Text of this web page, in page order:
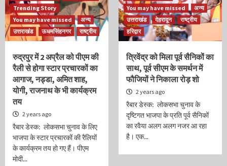
Trending Story
You may have missed
अन्य
उत्तराखंड
ऊधमसिंहनगर राष्ट्रीय
रुद्रपुर में 2 अप्रैल को पीएम की
रैली से होगा स्टार प्रचारकों का
आगाज, नड्डा, अमित शाह,
योगी, राजनाथ के भी कार्यक्रम
तय
2 years ago
रैबार डेस्क: लोकसभा चुनाव के लिए
भाजपा के स्टार प्रचारकों की रैलियों
के कार्यक्रम तय हो गए हैं। पीएम
मोदी...
You may have missed
अन्य
उत्तराखंड
देहरादून
राष्ट्रीय
हरिद्वार
त्रिवेंद्र को मिला पूर्व सैनिकों का
साथ, पूर्व सीएम के समर्थन में
फौजियों ने निकाला रोड़ शो
2 years ago
रैबार डेस्क: लोकसभा चुनाव के
दृष्टिगत भाजपा के प्रति पूर्व सैनिकों
का रवैया अलग अलग नजर आ रहा
है। एक...